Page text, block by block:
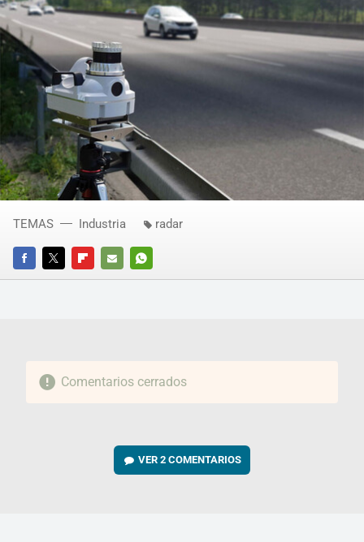
FACEBOOKTWITTERFLIPBOARD
E-
WHATSAPP
TEMAS Industria radar
Comentarios cerrados
VER2 COMENTARIOS